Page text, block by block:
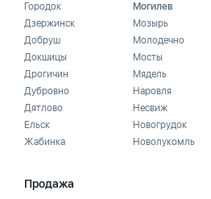
Городок
Дзержинск
Добруш
Докшицы
Дрогичин
Дубровно
Дятлово
Ельск
Жабинка
Могилев
Мозырь
Молодечно
Мосты
Мядель
Наровля
Несвиж
Новогрудок
Новолукомль
Продажа